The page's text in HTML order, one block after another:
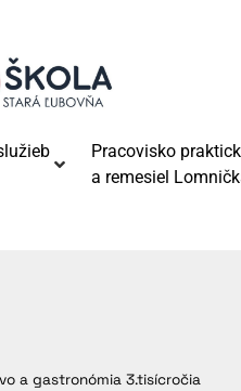
Pracovisko
a remesiel
a gastronómia 3.tisícročia